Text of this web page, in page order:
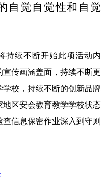
自觉自觉性和自觉
持续不断开始此项活动内
传画涵盖面，持续不断更
校，持续不断的创新品牌
区安会教育教学学校状态
信息保密作业深入到守则